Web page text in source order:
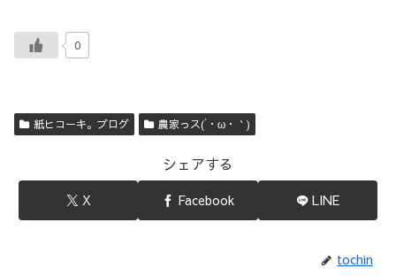
0
紙ヒコーキ。ブログ 農家っス(´・ω・｀)
シェアする
X Facebook LINE
tochin